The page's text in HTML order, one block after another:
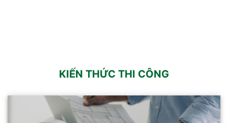
KIẾN THỨC THI CÔNG